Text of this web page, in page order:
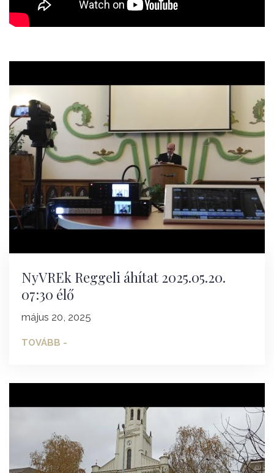
NyVREk Reggeli áhítat 2025.05.20.
07:30 élő
május 20, 2025
TOVÁBB -